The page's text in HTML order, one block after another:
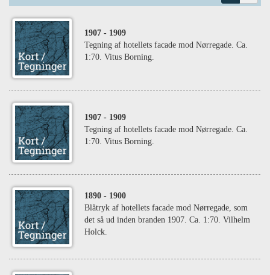
1907 - 1909
Tegning af hotellets facade mod Nørregade. Ca.
1:70. Vitus Borning.
1907 - 1909
Tegning af hotellets facade mod Nørregade. Ca.
1:70. Vitus Borning.
1890 - 1900
Blåtryk af hotellets facade mod Nørregade, som
det så ud inden branden 1907. Ca. 1:70. Vilhelm
Holck.